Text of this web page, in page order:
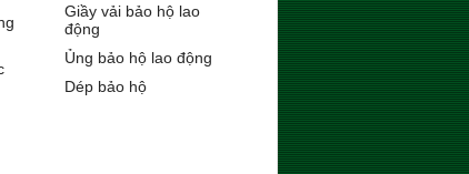
Giầy vải bảo hộ lao
động
Ủng bảo hộ lao động
Dép bảo hộ